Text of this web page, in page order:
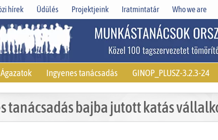
hírek Üdülés Projektjeink Iratmintatár Who we are
Ágazatok Ingyenes tanácsadás GINOP_PLUSZ-3.2.3-24
tanácsadás bajba jutott katás